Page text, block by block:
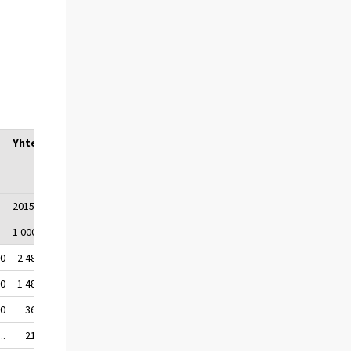
Yhteensä
2015
1 000 matkaa
2 480
1 480
360
.. 210